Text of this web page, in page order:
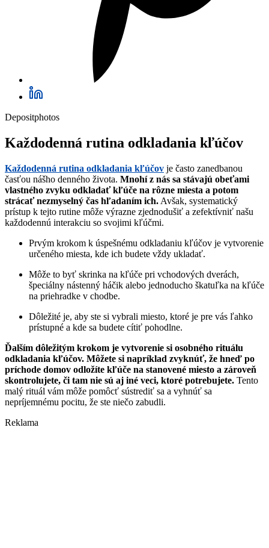
Depositphotos
Každodenná rutina odkladania kľúčov
Každodenná rutina odkladania kľúčov je často zanedbanou
časťou nášho denného života. Mnohí z nás sa stávajú obeťami
vlastného zvyku odkladať kľúče na rôzne miesta a potom
strácať nezmyselný čas hľadaním ich. Avšak, systematický
prístup k tejto rutine môže výrazne zjednodušiť a zefektívniť našu
každodennú interakciu so svojimi kľúčmi.
Prvým krokom k úspešnému odkladaniu kľúčov je vytvorenie
určeného miesta, kde ich budete vždy ukladať.
Môže to byť skrinka na kľúče pri vchodových dverách,
špeciálny nástenný háčik alebo jednoducho škatuľka na kľúče
na priehradke v chodbe.
Dôležité je, aby ste si vybrali miesto, ktoré je pre vás ľahko
prístupné a kde sa budete cítiť pohodlne.
Ďalším dôležitým krokom je vytvorenie si osobného rituálu
odkladania kľúčov. Môžete si napríklad zvyknúť, že hneď po
príchode domov odložíte kľúče na stanovené miesto a zároveň
skontrolujete, či tam nie sú aj iné veci, ktoré potrebujete. Tento
malý rituál vám môže pomôcť sústrediť sa a vyhnúť sa
nepríjemnému pocitu, že ste niečo zabudli.
Reklama